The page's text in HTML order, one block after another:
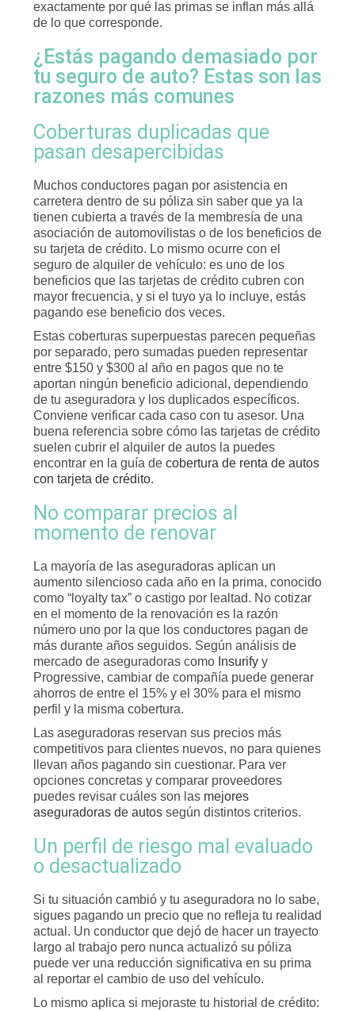
exactamente por qué las primas se inflan más allá
de lo que corresponde.
¿Estás pagando demasiado por
tu seguro de auto? Estas son las
razones más comunes
Coberturas duplicadas que
pasan desapercibidas
Muchos conductores pagan por asistencia en
carretera dentro de su póliza sin saber que ya la
tienen cubierta a través de la membresía de una
asociación de automovilistas o de los beneficios de
su tarjeta de crédito. Lo mismo ocurre con el
seguro de alquiler de vehículo: es uno de los
beneficios que las tarjetas de crédito cubren con
mayor frecuencia, y si el tuyo ya lo incluye, estás
pagando ese beneficio dos veces.
Estas coberturas superpuestas parecen pequeñas
por separado, pero sumadas pueden representar
entre $150 y $300 al año en pagos que no te
aportan ningún beneficio adicional, dependiendo
de tu aseguradora y los duplicados específicos.
Conviene verificar cada caso con tu asesor. Una
buena referencia sobre cómo las tarjetas de crédito
suelen cubrir el alquiler de autos la puedes
encontrar en la guía de cobertura de renta de autos
con tarjeta de crédito.
No comparar precios al
momento de renovar
La mayoría de las aseguradoras aplican un
aumento silencioso cada año en la prima, conocido
como “loyalty tax” o castigo por lealtad. No cotizar
en el momento de la renovación es la razón
número uno por la que los conductores pagan de
más durante años seguidos. Según análisis de
mercado de aseguradoras como Insurify y
Progressive, cambiar de compañía puede generar
ahorros de entre el 15% y el 30% para el mismo
perfil y la misma cobertura.
Las aseguradoras reservan sus precios más
competitivos para clientes nuevos, no para quienes
llevan años pagando sin cuestionar. Para ver
opciones concretas y comparar proveedores
puedes revisar cuáles son las mejores
aseguradoras de autos según distintos criterios.
Un perfil de riesgo mal evaluado
o desactualizado
Si tu situación cambió y tu aseguradora no lo sabe,
sigues pagando un precio que no refleja tu realidad
actual. Un conductor que dejó de hacer un trayecto
largo al trabajo pero nunca actualizó su póliza
puede ver una reducción significativa en su prima
al reportar el cambio de uso del vehículo.
Lo mismo aplica si mejoraste tu historial de crédito: